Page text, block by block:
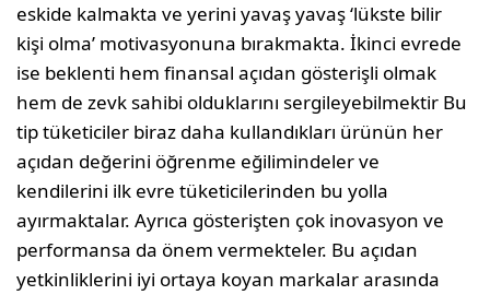
eskide kalmakta ve yerini yavaş yavaş ‘lükste bilir
kişi olma’ motivasyonuna bırakmakta. İkinci evrede
ise beklenti hem finansal açıdan gösterişli olmak
hem de zevk sahibi olduklarını sergileyebilmektir Bu
tip tüketiciler biraz daha kullandıkları ürünün her
açıdan değerini öğrenme eğilimindeler ve
kendilerini ilk evre tüketicilerinden bu yolla
ayırmaktalar. Ayrıca gösterişten çok inovasyon ve
performansa da önem vermekteler. Bu açıdan
yetkinliklerini iyi ortaya koyan markalar arasında